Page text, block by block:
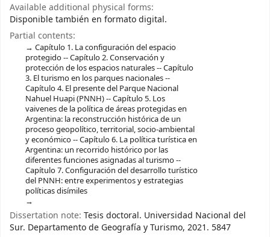
Available additional physical forms:
Disponible también en formato digital.
Partial contents:
Capítulo 1. La configuración del espacio
protegido -- Capítulo 2. Conservación y
protección de los espacios naturales -- Capítulo
3. El turismo en los parques nacionales --
Capítulo 4. El presente del Parque Nacional
Nahuel Huapi (PNNH) -- Capítulo 5. Los
vaivenes de la política de áreas protegidas en
Argentina: la reconstrucción histórica de un
proceso geopolítico, territorial, socio-ambiental
y económico -- Capítulo 6. La política turística en
Argentina: un recorrido histórico por las
diferentes funciones asignadas al turismo --
Capítulo 7. Configuración del desarrollo turístico
del PNNH: entre experimentos y estrategias
políticas disímiles
Dissertation note: Tesis doctoral. Universidad Nacional del
Sur. Departamento de Geografía y Turismo, 2021. 5847